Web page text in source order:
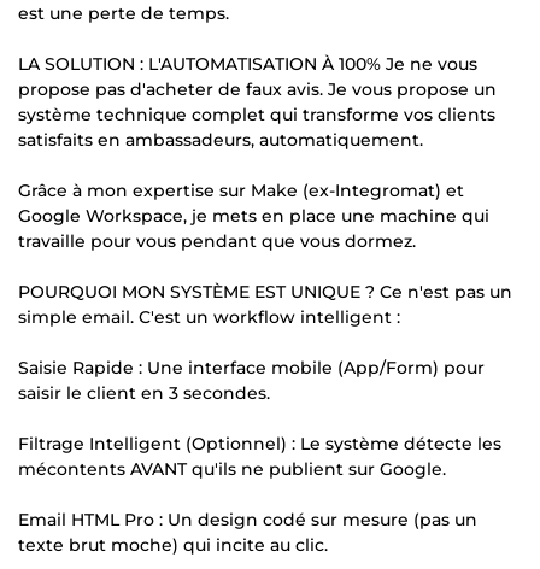
est une perte de temps.
LA SOLUTION : L'AUTOMATISATION À 100% Je ne vous
propose pas d'acheter de faux avis. Je vous propose un
système technique complet qui transforme vos clients
satisfaits en ambassadeurs, automatiquement.
Grâce à mon expertise sur Make (ex-Integromat) et
Google Workspace, je mets en place une machine qui
travaille pour vous pendant que vous dormez.
POURQUOI MON SYSTÈME EST UNIQUE ? Ce n'est pas un
simple email. C'est un workflow intelligent :
Saisie Rapide : Une interface mobile (App/Form) pour
saisir le client en 3 secondes.
Filtrage Intelligent (Optionnel) : Le système détecte les
mécontents AVANT qu'ils ne publient sur Google.
Email HTML Pro : Un design codé sur mesure (pas un
texte brut moche) qui incite au clic.